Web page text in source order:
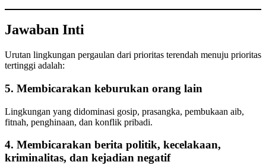
Jawaban Inti
Urutan lingkungan pergaulan dari prioritas terendah menuju prioritas
tertinggi adalah:
5. Membicarakan keburukan orang lain
Lingkungan yang didominasi gosip, prasangka, pembukaan aib,
fitnah, penghinaan, dan konflik pribadi.
4. Membicarakan berita politik, kecelakaan,
kriminalitas, dan kejadian negatif